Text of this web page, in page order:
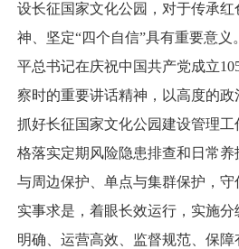
设长征国家文化公园，对于传承
神、坚定“四个自信”具有重要意
平总书记在庆祝中国共产党成立
察时的重要讲话精神，以高度的
抓好长征国家文化公园建设管理
格落实定期风险隐患排查和日常
与周边保护、单点与集群保护，
实事求是，着眼长效运行，实施
明确、运营高效、监督规范、保障